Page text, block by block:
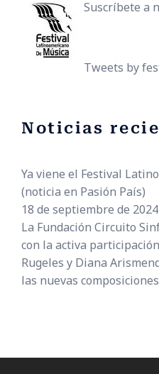
Suscríbete a
Tweets by
Noticias
Ya viene el Festival
(noticia en Pasión País)
18 de septiembre de 2024
La Fundación Circuito
con la activa
Rugeles y Diana
las nuevas